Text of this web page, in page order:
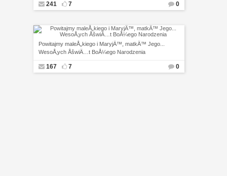
241 7 0
Powitajmy maleÅ„kiego i MaryjÄ™, matkÄ™ Jego...
WesoÅ‚ych ÅšwiÄ…t BoÅ¼ego Narodzenia
167 7 0